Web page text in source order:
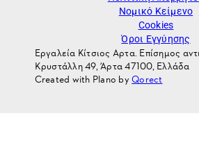
Νομικό Κείμενο
Cookies
Όροι Εγγύησης
Εργαλεία Κίτσιος Αρτα. Επίσημος
Κρυστάλλη 49, Άρτα 47100, Ελλάδα
Created with Plano byQorect